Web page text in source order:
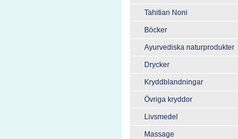
Tahitian Noni
Böcker
Ayurvediska naturprodukter
Drycker
Kryddblandningar
Övriga kryddor
Livsmedel
Massage